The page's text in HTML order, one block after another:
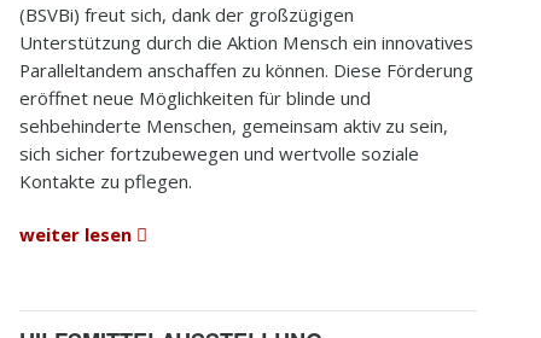
(BSVBi) freut sich, dank der großzügigen
Unterstützung durch die Aktion Mensch ein innovatives
Paralleltandem anschaffen zu können. Diese Förderung
eröffnet neue Möglichkeiten für blinde und
sehbehinderte Menschen, gemeinsam aktiv zu sein,
sich sicher fortzubewegen und wertvolle soziale
Kontakte zu pflegen.
weiter lesen